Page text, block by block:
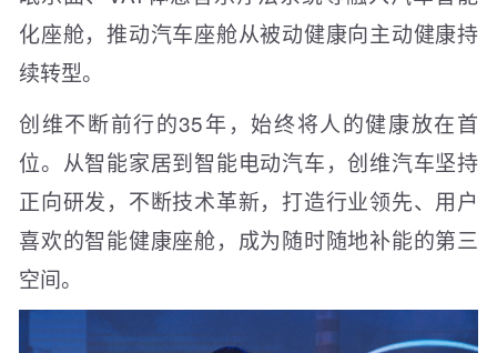
化座舱，推动汽车座舱从被动健康向主动健康持
续转型。
创维不断前行的35年，始终将人的健康放在首
位。从智能家居到智能电动汽车，创维汽车坚持
正向研发，不断技术革新，打造行业领先、用户
喜欢的智能健康座舱，成为随时随地补能的第三
空间。